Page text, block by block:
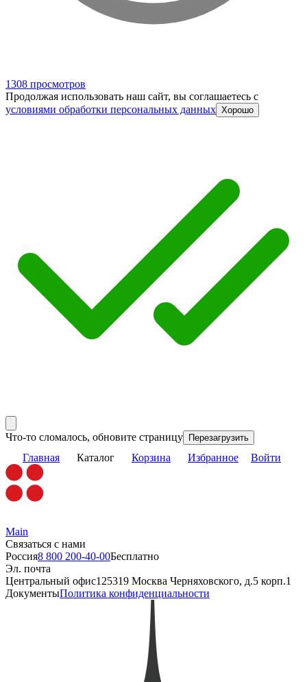
1308 просмотров
Продолжая использовать наш сайт, вы соглашаетесь c
условиями обработки персональных данных Хорошо
Что-то сломалось, обновите страницу Перезагрузить
Главная Каталог Корзина Избранное Войти
Main
Связаться с нами
Россия8 800 200-40-00Бесплатно
Эл. почта
Центральный офис125319 Москва Черняховского, д.5 корп.1
ДокументыПолитика конфиденциальности